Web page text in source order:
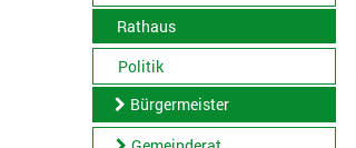
Rathaus
Politik
Bürgermeister